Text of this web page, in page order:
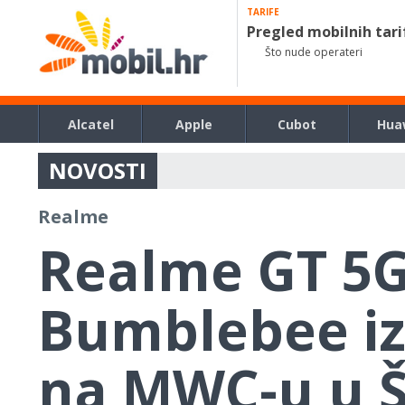
TARIFE
Pregled mobilnih
Što nude operateri
Alcatel Apple Cubot
NOVOSTI
Realme
Realme GT
Bumblebee
na MWC-u u